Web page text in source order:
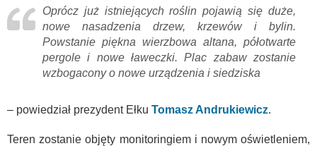
Oprócz już istniejących roślin pojawią się duże,
nowe nasadzenia drzew, krzewów i bylin.
Powstanie piękna wierzbowa altana, półotwarte
pergole i nowe ławeczki. Plac zabaw zostanie
wzbogacony o nowe urządzenia i siedziska
– powiedział prezydent Ełku Tomasz Andrukiewicz.
Teren zostanie objęty monitoringiem i nowym oświetleniem,